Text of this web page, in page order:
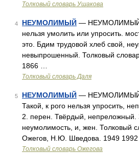
Толковый словарь Ушакова
4 НЕУМОЛИМЫЙ — НЕУМОЛИМЫЙ,
нельзя умолить или упросить.
это. Бдим трудовой хлеб свой,
невыпрошенный. Толковый
1866 …
Толковый словарь Даля
5 НЕУМОЛИМЫЙ — НЕУМОЛИМЫЙ,
Такой, к рого нельзя упросить,
2. перен. Твёрдый, непреложный.
неумолимость, и, жен. Толковый
Ожегов, Н.Ю. Шведова. 1949 1992
Толковый словарь Ожегова